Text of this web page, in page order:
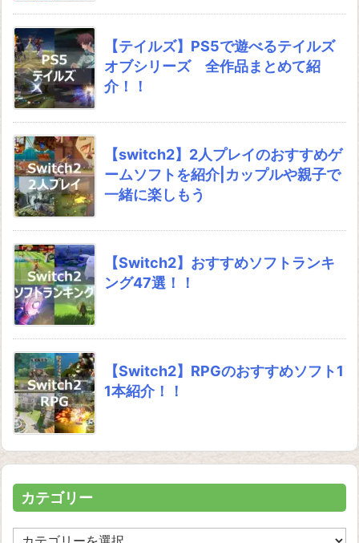
【テイルズ】PS5で遊べるテイルズ
オブシリーズ 全作品まとめて紹
介！！
【switch2】2人プレイのおすすめゲ
ームソフトを紹介|カップルや親子で
一緒に楽しもう
【Switch2】おすすめソフトランキ
ング47選！！
【Switch2】RPGのおすすめソフト1
1本紹介！！
カテゴリー